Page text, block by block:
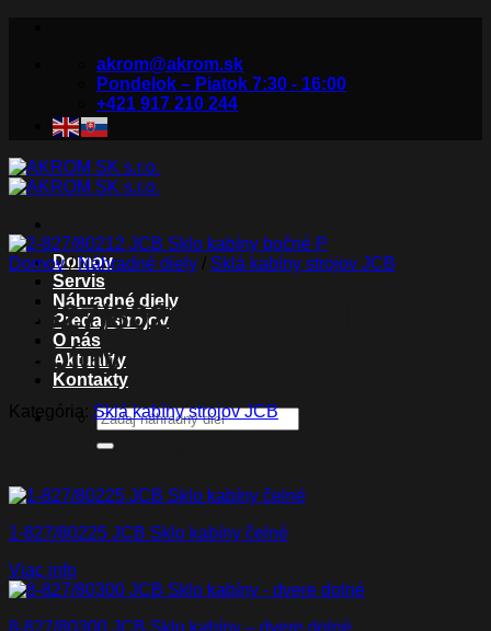
akrom@akrom.sk
Pondelok – Piatok 7:30 - 16:00
+421 917 210 244
Domov
Servis
Náhradné diely
Predaj strojov
O nás
Aktuality
Kontakty
Hľadať:
Domov / Náhradné diely / Sklá kabíny strojov JCB
2-827/80212 JCB Sklo
kabíny bočné P
Kategória: Sklá kabíny strojov JCB
Súvisiace produkty
1-827/80225 JCB Sklo kabíny čelné
Viac info